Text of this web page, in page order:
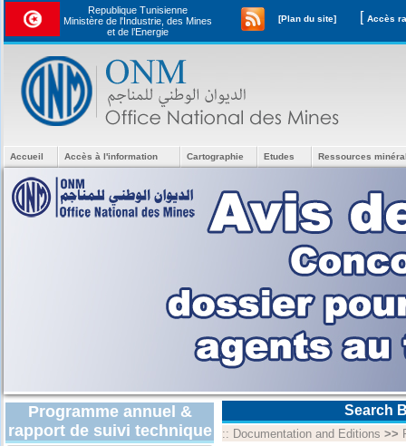
Republique Tunisienne
Ministère de l'Industrie, des Mines
et de l’Energie
[Plan du site] [
Accueil Accès à l'information Cartographie Etudes Ressources
Programme annuel &
rapport de suivi technique
Search
:: Documentation and Editions >>